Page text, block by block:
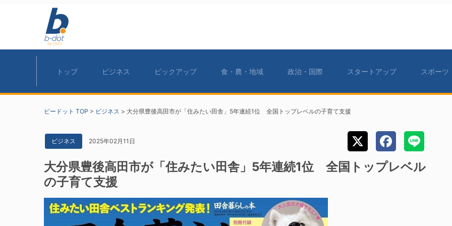
トップ ビジネス ピックアップ 食・農・地域 政治・国際 スタートアップ スポーツ
ビードット TOP > ビジネス > 大分県豊後高田市が「住みたい田舎」5年連続1位 全国トップレベルの子育て支援
ビジネス 2025年02月11日
大分県豊後高田市が「住みたい田舎」5年連続1位 全国トップレベル
の子育て支援